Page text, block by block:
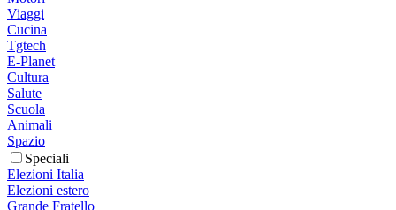
Viaggi
Cucina
Tgtech
E-Planet
Cultura
Salute
Scuola
Animali
Spazio
Speciali
Elezioni Italia
Elezioni estero
Grande Fratello